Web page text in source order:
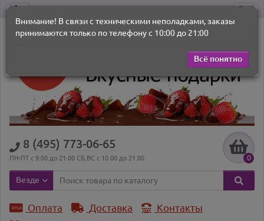
8 (495) 773-06-65
ПН-ПТ с 9:00 до 21:00 СБ,ВС с 10.00 до 21.00 0
Везде
Оплата Доставка
Контакты
Внимание! В связи с техническими неполадками, заказы
принимаются только по телефону с 10:00 до 21:00
Всё понятно